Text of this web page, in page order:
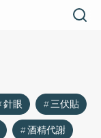
針眼
三伏貼
酒精代謝